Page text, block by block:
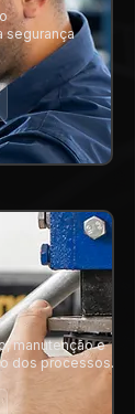
segurança
manutenção e
dos processos.